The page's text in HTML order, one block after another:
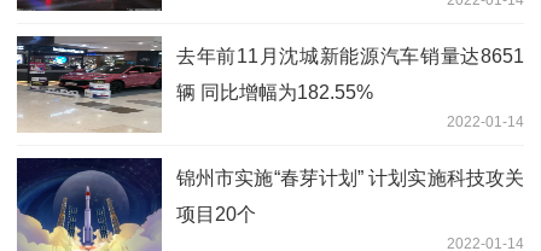
去年前11月沈城新能源汽车销量达8651
辆 同比增幅为182.55%
2022-01-14
锦州市实施“春芽计划” 计划实施科技攻关
项目20个
2022-01-14